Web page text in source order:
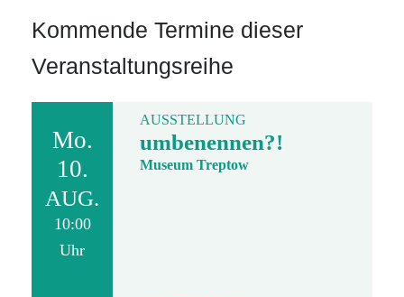
Kommende Termine dieser
Veranstaltungsreihe
Mo.
10.
AUG.
10:00
Uhr
AUSSTELLUNG
umbenennen?!
Museum Treptow